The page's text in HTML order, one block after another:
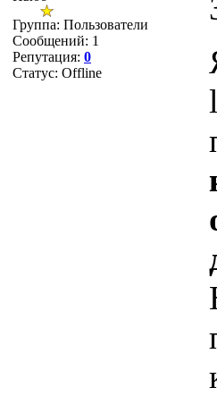
Группа: Пользователи
Сообщений: 1
Репутация: 0
Статус: Offline